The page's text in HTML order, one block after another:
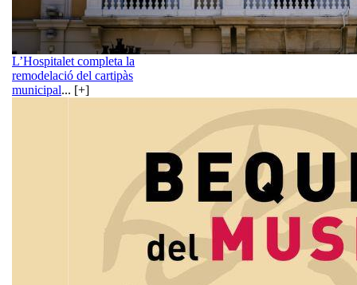
L’Hospitalet completa la
remodelació del cartipàs
municipal... [+]